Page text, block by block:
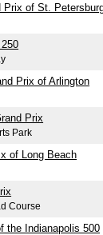
Prix of St.
Prix of Arlington
Prix
Park
of Long Beach
Course
the Indianapolis 500